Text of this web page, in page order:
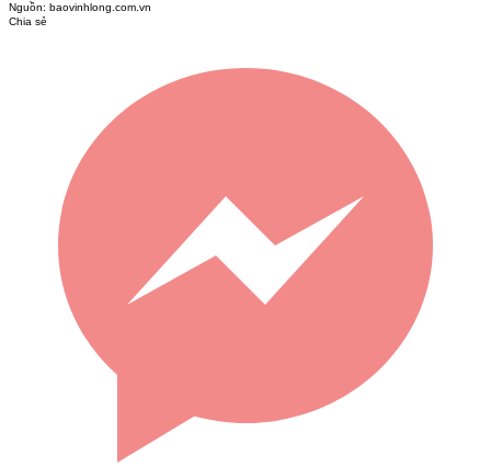
Nguồn: baovinhlong.com.vn
Chia sẻ